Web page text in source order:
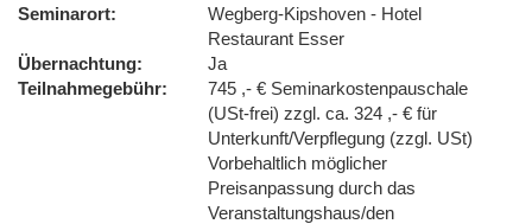
Seminarort
Wegberg-Kipshoven - Hotel
Restaurant Esser
Übernachtung
Ja
Teilnahmegebühr
745 ,- € Seminarkostenpauschale
(USt-frei) zzgl. ca. 324 ,- € für
Unterkunft/Verpflegung (zzgl. USt)
Vorbehaltlich möglicher
Preisanpassung durch das
Veranstaltungshaus/den